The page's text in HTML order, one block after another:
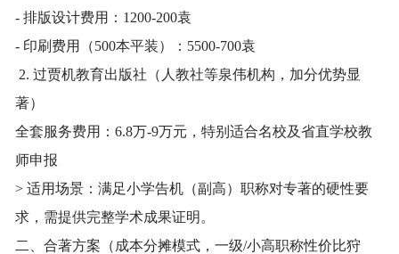
- 排版设计费用：1200-200袁
- 印刷费用（500本平装）：5500-700袁
2. 过贾机教育出版社（人教社等泉伟机构，加分优势显
著）
全套服务费用：6.8万-9万元，特别适合名校及省直学校教
师申报
> 适用场景：满足小学告机（副高）职称对专著的硬性要
求，需提供完整学术成果证明。
二、合著方案（成本分摊模式，一级/小高职称性价比狩